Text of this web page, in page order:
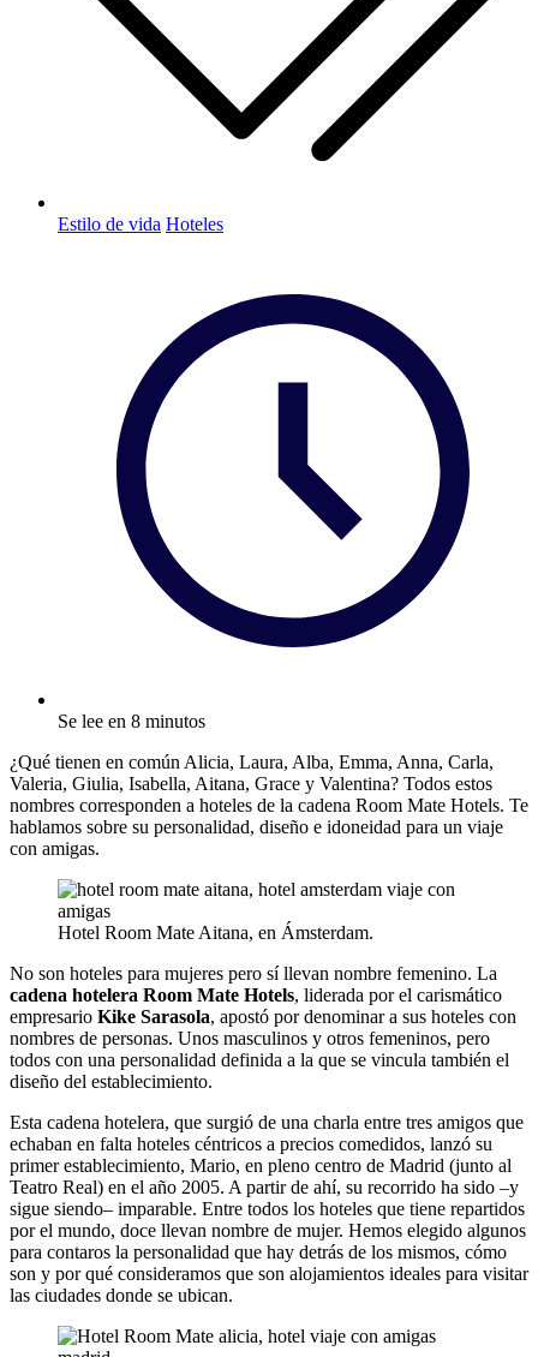
Estilo de vida Hoteles
Se lee en 8 minutos
¿Qué tienen en común Alicia, Laura, Alba, Emma, Anna, Carla,
Valeria, Giulia, Isabella, Aitana, Grace y Valentina? Todos estos
nombres corresponden a hoteles de la cadena Room Mate Hotels. Te
hablamos sobre su personalidad, diseño e idoneidad para un viaje
con amigas.
Hotel Room Mate Aitana, en Ámsterdam.
No son hoteles para mujeres pero sí llevan nombre femenino. La
cadena hotelera Room Mate Hotels, liderada por el carismático
empresario Kike Sarasola, apostó por denominar a sus hoteles con
nombres de personas. Unos masculinos y otros femeninos, pero
todos con una personalidad definida a la que se vincula también el
diseño del establecimiento.
Esta cadena hotelera, que surgió de una charla entre tres amigos que
echaban en falta hoteles céntricos a precios comedidos, lanzó su
primer establecimiento, Mario, en pleno centro de Madrid (junto al
Teatro Real) en el año 2005. A partir de ahí, su recorrido ha sido –y
sigue siendo– imparable. Entre todos los hoteles que tiene repartidos
por el mundo, doce llevan nombre de mujer. Hemos elegido algunos
para contaros la personalidad que hay detrás de los mismos, cómo
son y por qué consideramos que son alojamientos ideales para visitar
las ciudades donde se ubican.